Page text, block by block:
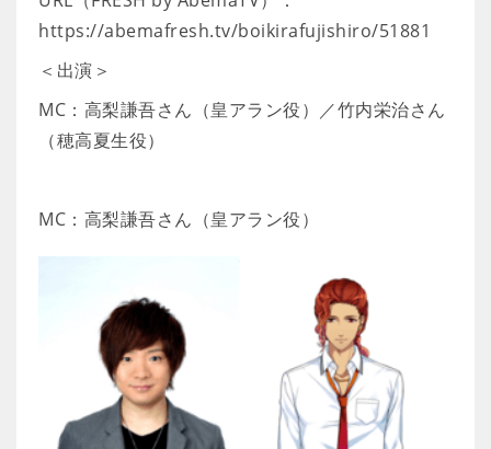
https://abemafresh.tv/boikirafujishiro/51881
＜出演＞
MC：高梨謙吾さん（皇アラン役）／竹内栄治さん
（穂高夏生役）
MC：高梨謙吾さん（皇アラン役）